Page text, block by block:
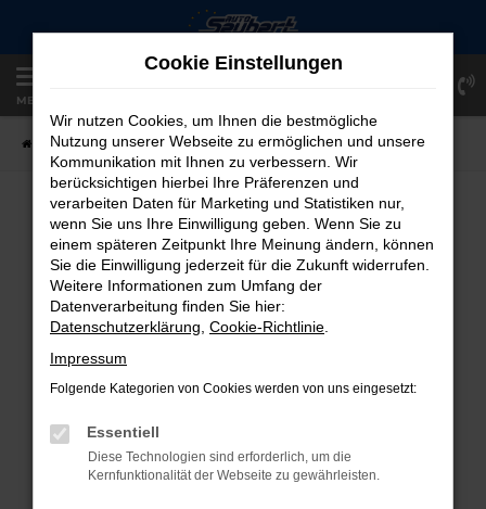
Zum
springen
MENÜ
Startseite Fahrzeugangebote Fahrzeug-Showroom
FAHRZEUG-SHOWROOM
FEHLER: NETWORK ERROR
Beim Laden ist ein Fehler aufgetreten.
Hier sind ein paar Tipps, die dir helfen können:
Überprüfe deine Firewall und deine
Internetverbindung.
Laden andere Webseiten, zum Beispiel
Cookie Einstellungen
Wir nutzen Cookies, um Ihnen die bestmögliche
Nutzung unserer Webseite zu ermöglichen und unsere
Kommunikation mit Ihnen zu verbessern. Wir
berücksichtigen hierbei Ihre Präferenzen und
verarbeiten Daten für Marketing und Statistiken nur,
wenn Sie uns Ihre Einwilligung geben. Wenn Sie zu
einem späteren Zeitpunkt Ihre Meinung ändern, können
Sie die Einwilligung jederzeit für die Zukunft widerrufen.
Weitere Informationen zum Umfang der
Datenverarbeitung finden Sie hier:
Datenschutzerklärung Cookie-Richtlinie
Impressum
Folgende Kategorien von Cookies werden von uns eingesetzt:
Essentiell
Diese Technologien sind erforderlich, um die
Kernfunktionalität der Webseite zu gewährleisten.